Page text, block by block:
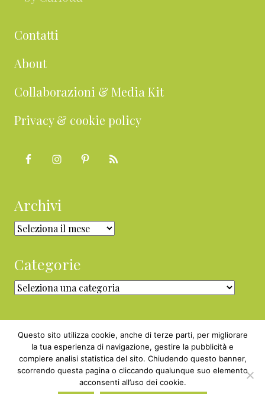
Contatti
About
Collaborazioni & Media Kit
Privacy & cookie policy
Archivi
Archivi
Categorie
Categorie
Copyright © 2010 - 2026 BabyGreen™ ·
P.IVA 05829800969 · Webmaster
Questo sito utilizza cookie, anche di terze parti, per migliorare
la tua esperienza di navigazione, gestire la pubblicità e
compiere analisi statistica del sito. Chiudendo questo banner,
scorrendo questa pagina o cliccando qualunque suo elemento
acconsenti all’uso dei cookie.